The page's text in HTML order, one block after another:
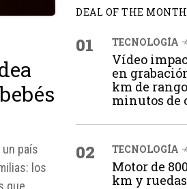
país
los
que...
DEAL OF THE MONTH
01 TECNOLOGÍA
Vídeo
en
km de
minutos de
02 TECNOLOGÍA
Motor de
km y